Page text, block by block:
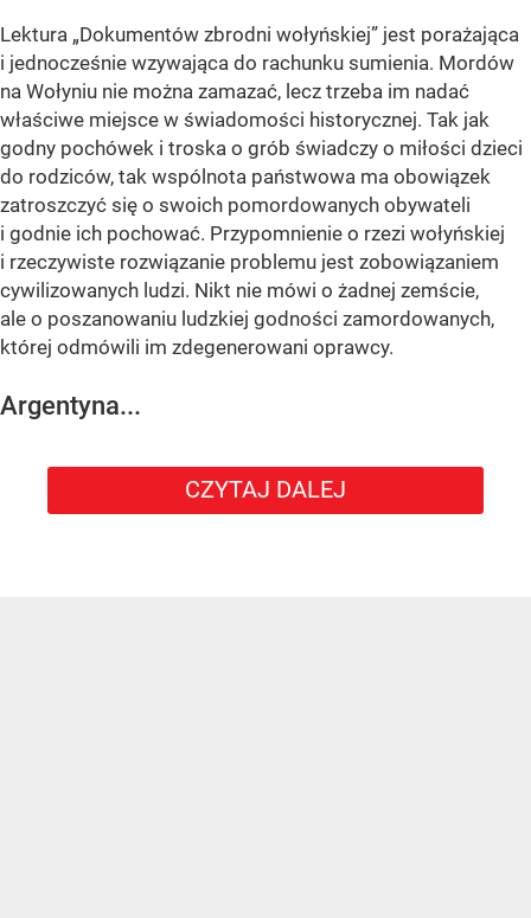
Lektura „Dokumentów zbrodni wołyńskiej” jest porażająca
i jednocześnie wzywająca do rachunku sumienia. Mordów
na Wołyniu nie można zamazać, lecz trzeba im nadać
właściwe miejsce w świadomości historycznej. Tak jak
godny pochówek i troska o grób świadczy o miłości dzieci
do rodziców, tak wspólnota państwowa ma obowiązek
zatroszczyć się o swoich pomordowanych obywateli
i godnie ich pochować. Przypomnienie o rzezi wołyńskiej
i rzeczywiste rozwiązanie problemu jest zobowiązaniem
cywilizowanych ludzi. Nikt nie mówi o żadnej zemście,
ale o poszanowaniu ludzkiej godności zamordowanych,
której odmówili im zdegenerowani oprawcy.
Argentyna...
CZYTAJ DALEJ